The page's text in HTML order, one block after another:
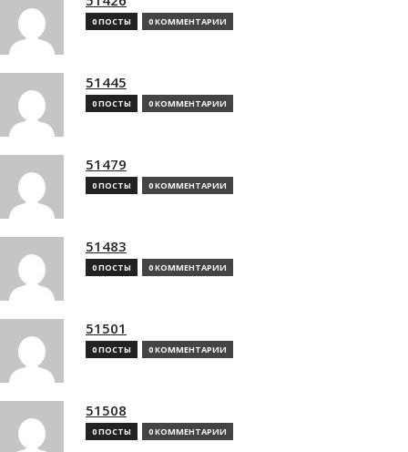
0 ПОСТЫ 0 КОММЕНТАРИИ
51445
0 ПОСТЫ 0 КОММЕНТАРИИ
51479
0 ПОСТЫ 0 КОММЕНТАРИИ
51483
0 ПОСТЫ 0 КОММЕНТАРИИ
51501
0 ПОСТЫ 0 КОММЕНТАРИИ
51508
0 ПОСТЫ 0 КОММЕНТАРИИ